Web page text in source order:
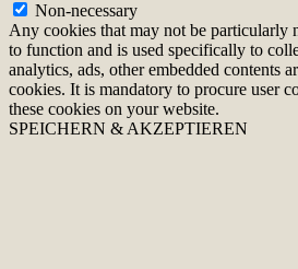
Non-necessary
Any cookies that may not be particularly
to function and is used specifically to
analytics, ads, other embedded contents
cookies. It is mandatory to procure user
these cookies on your website.
SPEICHERN & AKZEPTIEREN